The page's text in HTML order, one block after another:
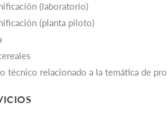
(laboratorio)
(planta piloto)
técnico relacionado a la temática de